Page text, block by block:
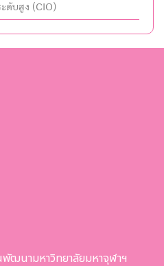
ะดับสูง (CIO)
ฒนามหาวิทยาลัยมหาจุฬาฯ